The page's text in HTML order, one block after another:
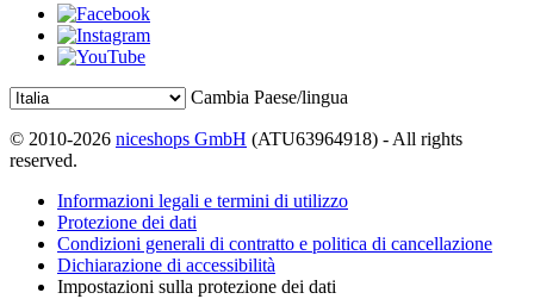
Cambia Paese/lingua
© 2010-2026 niceshops GmbH (ATU63964918) - All rights
reserved.
Informazioni legali e termini di utilizzo
Protezione dei dati
Condizioni generali di contratto e politica di cancellazione
Dichiarazione di accessibilità
Impostazioni sulla protezione dei dati